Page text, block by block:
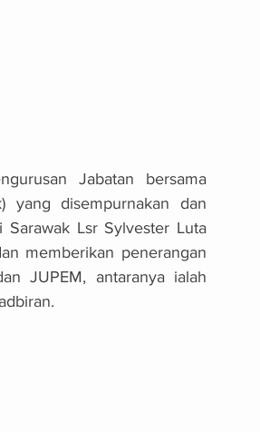
Jabatan bersama
yang disempurnakan dan
Sarawak Lsr Sylvester Luta
memberikan penerangan
JUPEM, antaranya ialah